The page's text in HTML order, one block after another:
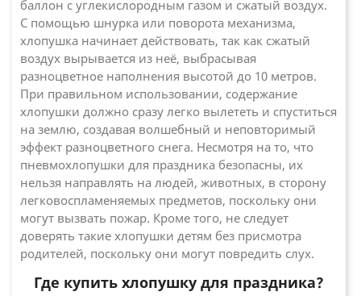
баллон с углекислородным газом и сжатый воздух.
С помощью шнурка или поворота механизма,
хлопушка начинает действовать, так как сжатый
воздух вырывается из неё, выбрасывая
разноцветное наполнения высотой до 10 метров.
При правильном использовании, содержание
хлопушки должно сразу легко вылететь и спуститься
на землю, создавая волшебный и неповторимый
эффект разноцветного снега. Несмотря на то, что
пневмохлопушки для праздника безопасны, их
нельзя направлять на людей, животных, в сторону
легковоспламеняемых предметов, поскольку они
могут вызвать пожар. Кроме того, не следует
доверять такие хлопушки детям без присмотра
родителей, поскольку они могут повредить слух.
Где купить хлопушку для праздника?